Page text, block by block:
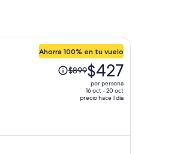
Ahorra 100% en tu vuelo
El
precio
ahora
$899$427
por persona
16 oct - 20 oct
precio hace 1 día